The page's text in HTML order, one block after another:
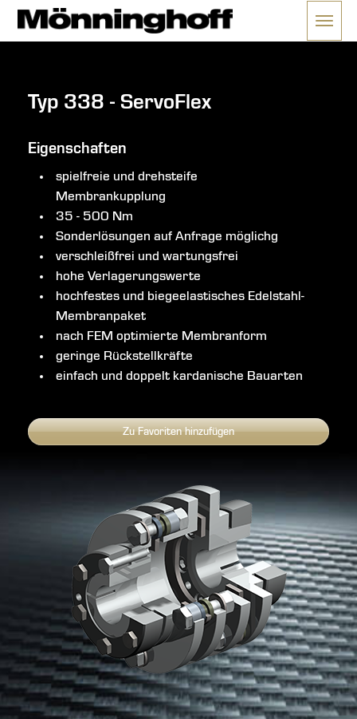
Menü
Typ 338 - ServoFlex
Eigenschaften
spielfreie und drehsteife
Membrankupplung
35 - 500 Nm
Sonderlösungen auf Anfrage möglichg
verschleißfrei und wartungsfrei
hohe Verlagerungswerte
hochfestes und biegeelastisches Edelstahl-
Membranpaket
nach FEM optimierte Membranform
geringe Rückstellkräfte
einfach und doppelt kardanische Bauarten
Zu Favoriten hinzufügen